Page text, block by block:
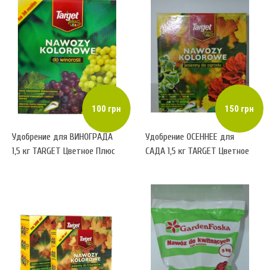
100 грн
Удобрение для ВИНОГРАДА
1,5 кг TARGET Цветное Плюс
150 грн
Удобрение ОСЕННЕЕ для
САДА 1,5 кг TARGET Цветное